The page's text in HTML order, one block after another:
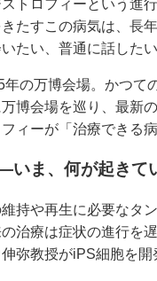
トロフィーという進
たすこの病気は、長
たい、普通に話した
の万博会場。かつ
博会場を巡り、最新
ィーが「治療できる
ま、何が起きて
持や再生に必要なタ
治療は症状の進行を
弥教授がiPS細胞を